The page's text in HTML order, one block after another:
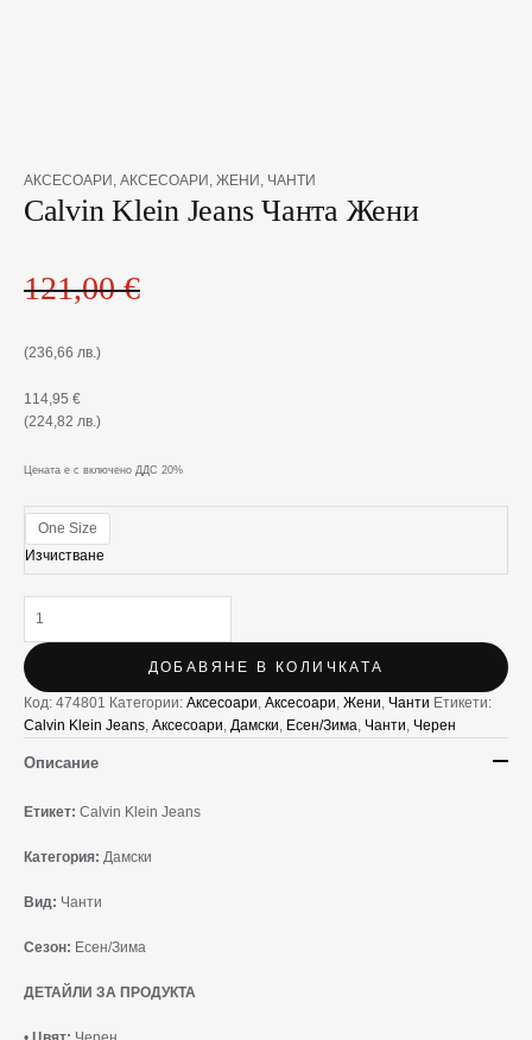
АКСЕСОАРИ АКСЕСОАРИ ЖЕНИ ЧАНТИ
Calvin Klein Jeans Чанта Жени
121,00€
(236,66 лв.)
Original
price
was:
114,95 €
(224,82 лв.)
Текущата
цена
е:
Цената е с включено ДДС 20%
One Size
Изчистване
количество
за
Calvin
Чанта
ДОБАВЯНЕ В КОЛИЧКАТА
Код: 474801 Категории: Аксесоари Аксесоари Жени Чанти Етикети:
Calvin Klein Jeans Аксесоари Дамски Есен/Зима Чанти Черен
Описание
Етикет: Calvin Klein Jeans
Категория: Дамски
Вид: Чанти
Сезон: Есен/Зима
ДЕТАЙЛИ ЗА ПРОДУКТА